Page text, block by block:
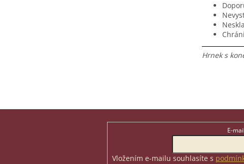
Hrnek s
E-mail
Vložením e-mailu souhlasíte s